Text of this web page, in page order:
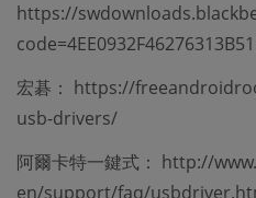
https://
宏碁： https://
usb-drivers/
阿爾卡特一鍵式： http://
en/support/faq/